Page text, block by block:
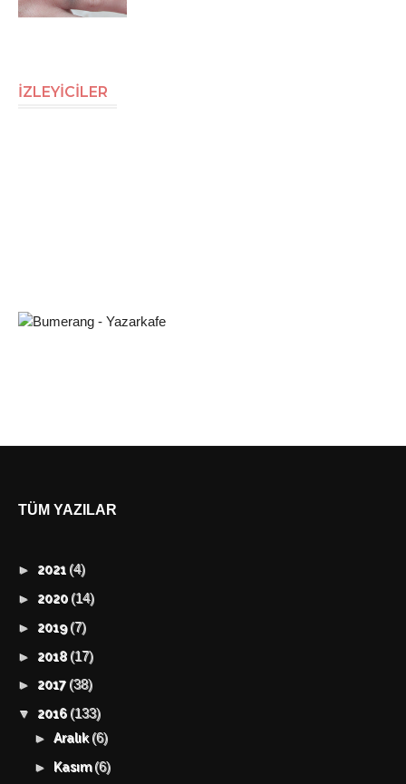
İZLEYİCİLER
TÜM YAZILAR
► 2021 (4)
► 2020 (14)
► 2019(7)
► 2018 (17)
► 2017 (38)
▼ 2016 (133)
►Aralık(6)
► Kasım(6)